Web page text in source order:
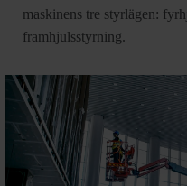
maskinens tre styrlägen:
framhjulsstyrning.